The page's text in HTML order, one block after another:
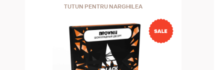
TUTUN PENTRU NARGHILEA